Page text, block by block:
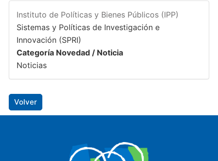
Instituto de Políticas y Bienes Públicos (IPP)
Sistemas y Políticas de Investigación e
Innovación (SPRI)
Categoría Novedad / Noticia
Noticias
Volver